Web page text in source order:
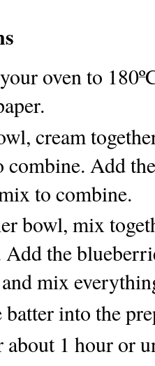
oven to 180
cream
Add
to combine.
bowl, mix
Add the
mix
batter into the
about 1 hour or